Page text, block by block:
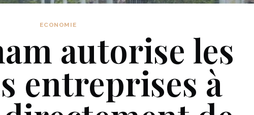
ECONOMIE
autorise les
entreprises à